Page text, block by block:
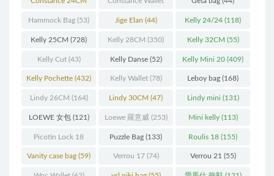
(216) (60)
Hammock Bag (53) Jige Elan (44) Kelly 24/24 (118)
Kelly 25CM (728) Kelly 28CM (350) Kelly 32CM (55)
Kelly Cut(43) Kelly Danse(52) Kelly Mini 20 (409)
Kelly Pochette (432) Kelly Wallet(78) Leboy bag (168)
Lindy 26CM (164) Lindy 30CM (47) Lindy mini (131)
LOEWE 女包(121) Loewe 羅意威(253) Mini kelly(113)
Picotin Lock 18
(202)
Puzzle Bag (133) Roulis 18 (155)
Vanity case bag (59) Verrou 17(74) Verrou 21 (55)